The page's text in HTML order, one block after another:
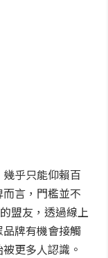
乎只能仰賴百
言，門檻並不
盟友，透過線上
牌有機會接觸
更多人認識。